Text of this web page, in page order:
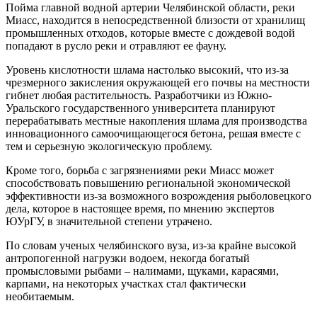
Пойма главной водной артерии Челябинской области, реки
Миасс, находится в непосредственной близости от хранилищ
промышленных отходов, которые вместе с дождевой водой
попадают в русло реки и отравляют ее фауну.
Уровень кислотности шлама настолько высокий, что из-за
чрезмерного закисления окружающей его почвы на местности
гибнет любая растительность. Разработчики из Южно-
Уральского государственного университета планируют
перерабатывать местные накопления шлама для производства
инновационного самоочищающегося бетона, решая вместе с
тем и серьезную экологическую проблему.
Кроме того, борьба с загрязнениями реки Миасс может
способствовать повышению региональной экономической
эффективности из-за возможного возрождения рыболовецкого
дела, которое в настоящее время, по мнению экспертов
ЮУрГУ, в значительной степени утрачено.
По словам ученых челябинского вуза, из-за крайне высокой
антропогенной нагрузки водоем, некогда богатый
промысловыми рыбами – налимами, щуками, карасями,
карпами, на некоторых участках стал фактически
необитаемым.